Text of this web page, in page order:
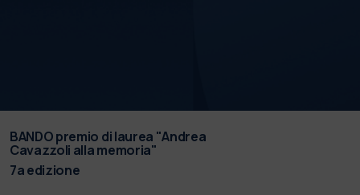
BANDO premio di laurea "Andrea
Cavazzoli alla memoria"
7a edizione